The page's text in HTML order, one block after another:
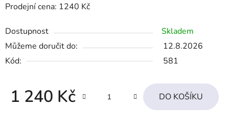
Prodejní cena: 1240 Kč
Dostupnost
Skladem
Můžeme doručit do:
12.8.2026
Kód:
581
1 240 Kč DO KOŠÍKU